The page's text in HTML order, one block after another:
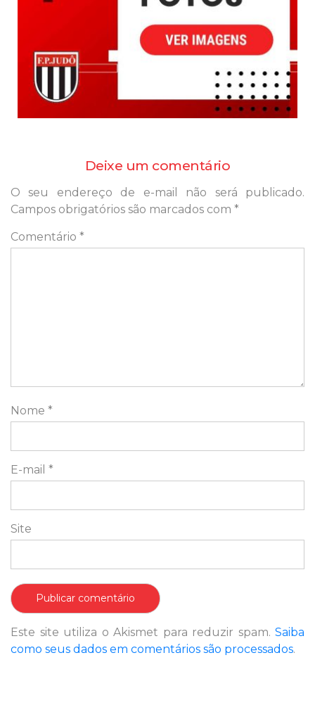
Deixe um comentário
O seu endereço de e-mail não será publicado.
Campos obrigatórios são marcados com *
Comentário *
Nome *
E-mail *
Site
Este site utiliza o Akismet para reduzir spam. Saiba
como seus dados em comentários são processados.